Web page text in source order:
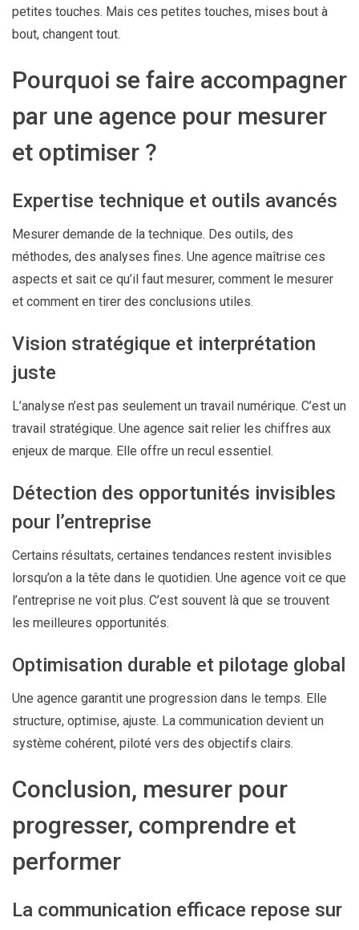
petites touches. Mais ces petites touches, mises bout à
bout, changent tout.
Pourquoi se faire accompagner
par une agence pour mesurer
et optimiser ?
Expertise technique et outils avancés
Mesurer demande de la technique. Des outils, des
méthodes, des analyses fines. Une agence maîtrise ces
aspects et sait ce qu’il faut mesurer, comment le mesurer
et comment en tirer des conclusions utiles.
Vision stratégique et interprétation
juste
L’analyse n’est pas seulement un travail numérique. C’est un
travail stratégique. Une agence sait relier les chiffres aux
enjeux de marque. Elle offre un recul essentiel.
Détection des opportunités invisibles
pour l’entreprise
Certains résultats, certaines tendances restent invisibles
lorsqu’on a la tête dans le quotidien. Une agence voit ce que
l’entreprise ne voit plus. C’est souvent là que se trouvent
les meilleures opportunités.
Optimisation durable et pilotage global
Une agence garantit une progression dans le temps. Elle
structure, optimise, ajuste. La communication devient un
système cohérent, piloté vers des objectifs clairs.
Conclusion, mesurer pour
progresser, comprendre et
performer
La communication efficace repose sur